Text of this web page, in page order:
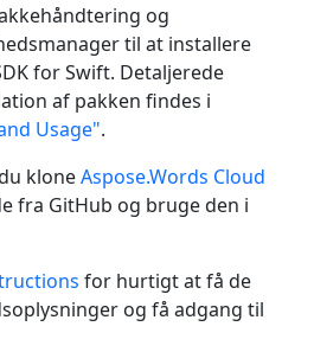
og
til at installere
for Swift. Detaljerede
af pakken findes i
Usage".
kloneAspose.Words Cloud
fra GitHub og bruge den i
for hurtigt at få de
og få adgang til